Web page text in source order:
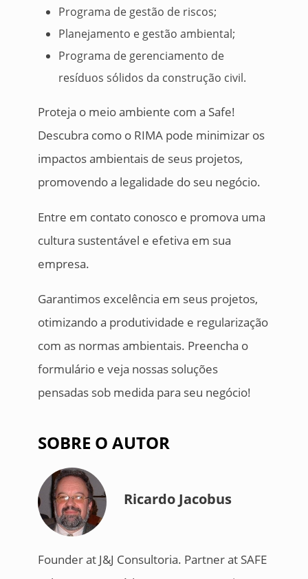
Programa de gestão de riscos;
Planejamento e gestão ambiental;
Programa de gerenciamento de
resíduos sólidos da construção civil.
Proteja o meio ambiente com a Safe!
Descubra como o RIMA pode minimizar os
impactos ambientais de seus projetos,
promovendo a legalidade do seu negócio.
Entre em contato conosco e promova uma
cultura sustentável e efetiva em sua
empresa.
Garantimos excelência em seus projetos,
otimizando a produtividade e regularização
com as normas ambientais. Preencha o
formulário e veja nossas soluções
pensadas sob medida para seu negócio!
SOBRE O AUTOR
Ricardo Jacobus
Founder at J&J Consultoria. Partner at SAFE